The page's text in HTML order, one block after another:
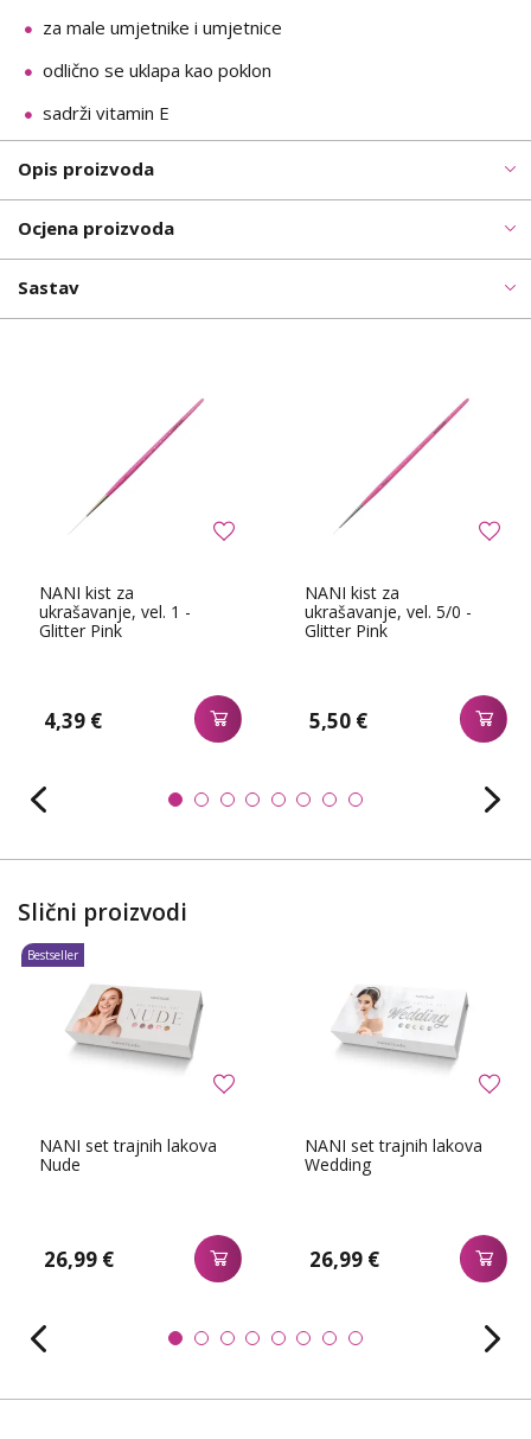
za male umjetnike i umjetnice
odlično se uklapa kao poklon
sadrži vitamin E
Opis proizvoda
Ocjena proizvoda
Sastav
NANI kist za
ukrašavanje, vel. 1 -
Glitter Pink
4,39 €
NANI kist za
ukrašavanje, vel. 5/0 -
Glitter Pink
5,50 €
Slični proizvodi
NANI set trajnih lakova
Nude
26,99 €
Bestseller
NANI set trajnih lakova
Wedding
26,99 €